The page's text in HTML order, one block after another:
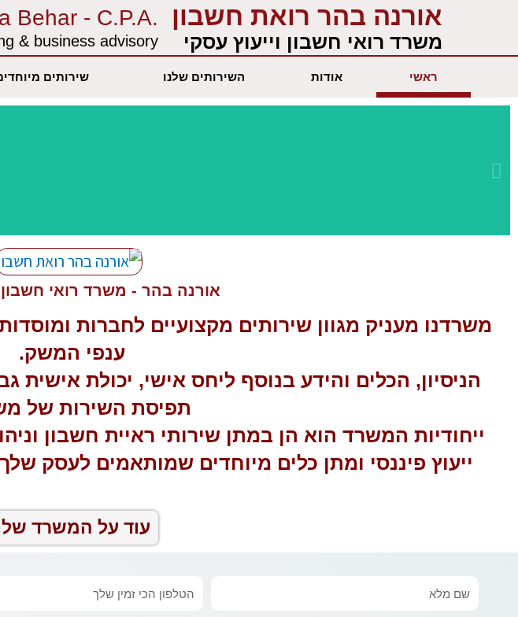
אורנה בהר רואת חשבון
משרד רואי חשבון וייעוץ עסקי
.Orna Behar - C.P.A
& business advisory‏
ראשי אודות השירותים שלנו שירותים
אורנה בהר - משרד רואי חשבון
משרדנו מעניק מגווןשירותים מקצועיים לחברות
ענפי המשק.
הניסיון, הכלים והידע בנוסף ליחס אישי, יכולת
תפיסת השירות של
ייחודיות המשרד הוא הן במתן שירותי ראיית חשבון
ייעוץ פיננסי ומתן כלים מיוחדים שמותאמים לעסק
עוד על המשרד
שם
טלפון